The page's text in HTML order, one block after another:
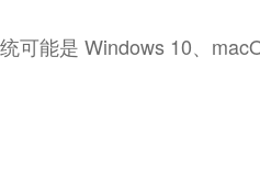
可能是 Windows 10、